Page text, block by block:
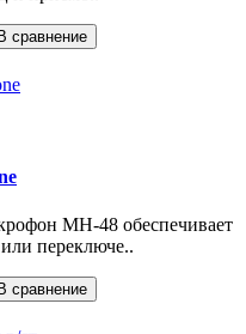
В сравнение
MH-48 обеспечивает
переключе..
сравнение